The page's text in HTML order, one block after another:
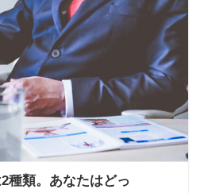
種類。あなたはどっ